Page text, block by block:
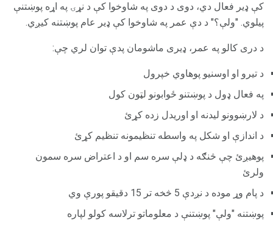
کې ډیر فعال دي، دوی د دوی په شاوخوا کې د نړۍ په اړه پوښتنې
پیلوي. "ولې؟" د دې عمر په شاوخوا کې ډیر عام پوښتنه کیږي.
د دری کالو په عمر، ډیری ماشومان پدې توان لري چې:
د تیرو او اوسنیو پوهاوي خپرول
په فعال ډول د پوښتنو ځوابونو لټون کول
د لارښوونو لیدنه او اوریدل زده کړئ
د اندازې او شکل په واسطه تنظیمونه تنظیم کړئ
پوهیږئ چې څنګه د ډلې سره سم او د اعتراض سره سمون
ولرئ
د پام وړ موده د نږدې 5 څخه تر 15 دقیقو پورې وي
پوښتنه "ولې" پوښتنې د معلوماتو ترلاسه کولو لپاره